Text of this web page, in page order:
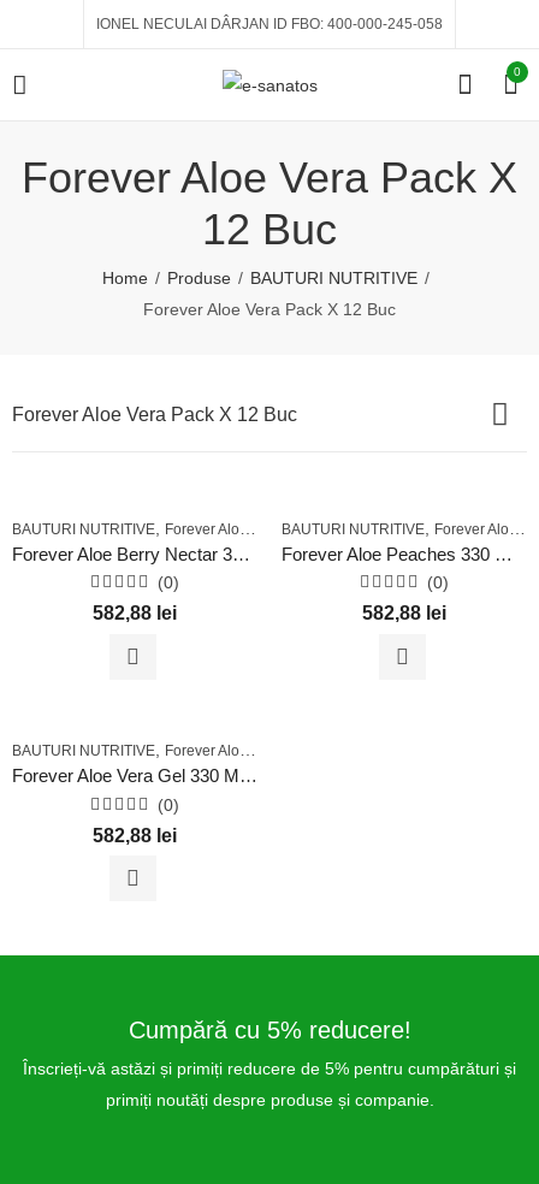
IONEL NECULAI DÂRJAN ID FBO: 400-000-245-058
0
Forever Aloe Vera Pack X
12 Buc
Home Produse
BAUTURI NUTRITIVE
Forever Aloe Vera Pack X 12 Buc
Forever Aloe Vera Pack X 12 Buc
BAUTURI NUTRITIVE Forever Aloe Vera Pack X 12 Buc
Forever Aloe Berry Nectar 330 Ml – Pack X 12 Buc.
Evaluat
la
(0)
582,88 lei
BAUTURI NUTRITIVE Forever Aloe Vera Pack X 12 Buc
Forever Aloe Peaches 330 Ml – Pack X 12 Buc.
Evaluat
la
(0)
582,88 lei
BAUTURI NUTRITIVE Forever Aloe Vera Pack X 12 Buc
Forever Aloe Vera Gel 330 Ml – Pack X 12 Buc.
Evaluat
la
(0)
582,88 lei
Cumpără cu 5% reducere!
Înscrieți-vă astăzi și primiți reducere de 5% pentru cumpărături și
primiți noutăți despre produse și companie.